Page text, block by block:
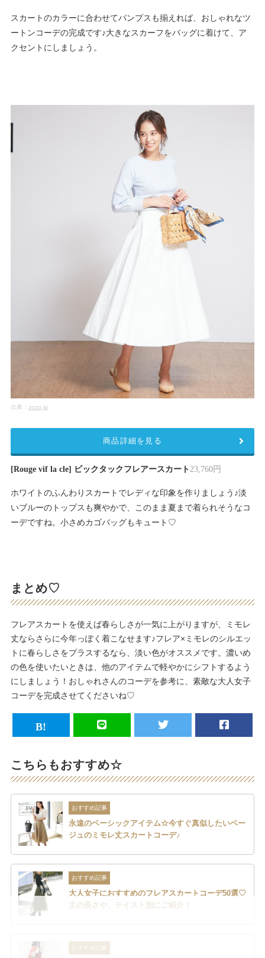
スカートのカラーに合わせてパンプスも揃えれば、おしゃれなツ
ートンコーデの完成です♪大きなスカーフをバッグに着けて、ア
クセントにしましょう。
出典： zozo.jp
[Rouge vif la cle] ビックタックフレアースカート23,760円
ホワイトのふんわりスカートでレディな印象を作りましょう♪淡
いブルーのトップスも爽やかで、このまま夏まで着られそうなコ
ーデですね。小さめカゴバッグもキュート♡
商品詳細を見る
まとめ♡
フレアスカートを使えば春らしさが一気に上がりますが、ミモレ
丈ならさらに今年っぽく着こなせます♪フレア×ミモレのシルエッ
トに春らしさをプラスするなら、淡い色がオススメです。濃いめ
の色を使いたいときは、他のアイテムで軽やかにシフトするよう
にしましょう！おしゃれさんのコーデを参考に、素敵な大人女子
コーデを完成させてくださいね♡
こちらもおすすめ☆
おすすめ記事
永遠のベーシックアイテム☆今すぐ真似したいベー
ジュのミモレ丈スカートコーデ♪
おすすめ記事
大人女子におすすめのフレアスカートコーデ50選♡
丈の長さや、テイスト別にご紹介！
おすすめ記事